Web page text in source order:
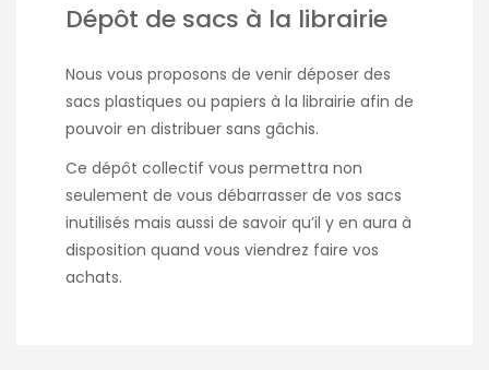
Dépôt de sacs à la librairie
Nous vous proposons de venir déposer des
sacs plastiques ou papiers à la librairie afin de
pouvoir en distribuer sans gâchis.
Ce dépôt collectif vous permettra non
seulement de vous débarrasser de vos sacs
inutilisés mais aussi de savoir qu’il y en aura à
disposition quand vous viendrez faire vos
achats.